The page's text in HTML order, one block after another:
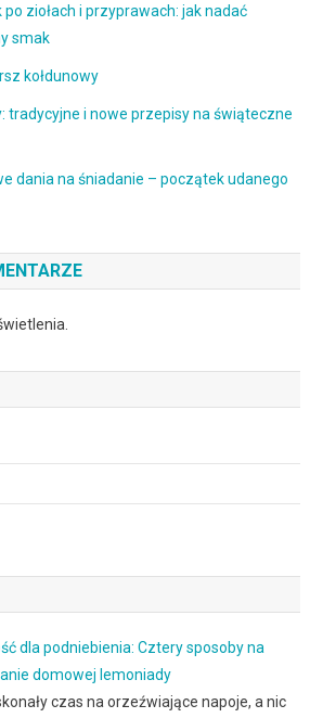
ziołach i przyprawach: jak nadać
smak
kołdunowy
tradycyjne i nowe przepisy na świąteczne
dania na śniadanie – początek udanego
dla podniebienia: Cztery sposoby na
domowej lemoniady
czas na orzeźwiające napoje, a nic